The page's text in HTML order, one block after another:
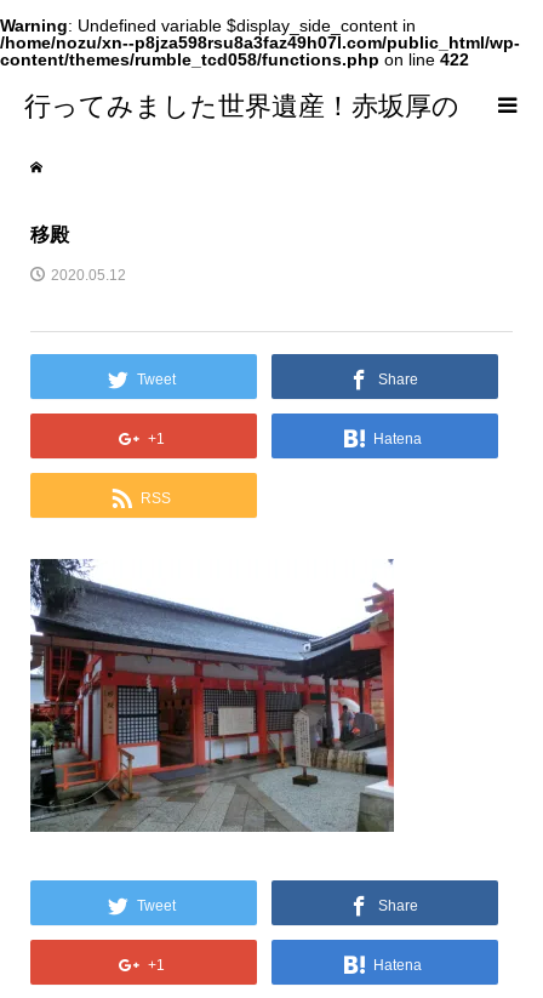
Warning: Undefined variable $display_side_content in
/home/nozu/xn--p8jza598rsu8a3faz49h07l.com/public_html/wp-
content/themes/rumble_tcd058/functions.php on line 422
行ってみました世界遺産！赤坂厚の
world Heritage
移殿
2020.05.12
Tweet Share
+1 Hatena
RSS
Tweet Share
+1 Hatena